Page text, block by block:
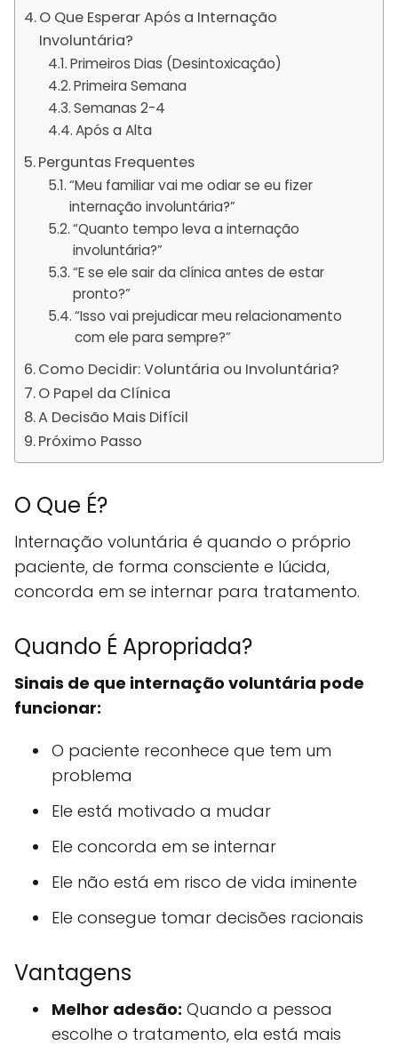
O Que Esperar Após a Internação
Involuntária?
Primeiros Dias (Desintoxicação)
Primeira Semana
Semanas 2-4
Após a Alta
Perguntas Frequentes
“Meu familiar vai me odiar se eu fizer
internação involuntária?”
“Quanto tempo leva a internação
involuntária?”
“E se ele sair da clínica antes de estar
pronto?”
“Isso vai prejudicar meu relacionamento
com ele para sempre?”
Como Decidir: Voluntária ou Involuntária?
O Papel da Clínica
A Decisão Mais Difícil
Próximo Passo
O Que É?
Internação voluntária é quando o próprio
paciente, de forma consciente e lúcida,
concorda em se internar para tratamento.
Quando É Apropriada?
Sinais de que internação voluntária pode
funcionar:
O paciente reconhece que tem um
problema
Ele está motivado a mudar
Ele concorda em se internar
Ele não está em risco de vida iminente
Ele consegue tomar decisões racionais
Vantagens
Melhor adesão: Quando a pessoa
escolhe o tratamento, ela está mais